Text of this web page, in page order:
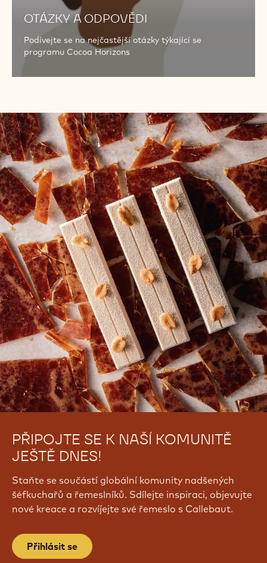
OTÁZKY A ODPOVĚDI
Podívejte se na nejčastější otázky týkající se
programu Cocoa Horizons
PŘIPOJTE SE K NAŠÍ KOMUNITĚ
JEŠTĚ DNES!
Staňte se součástí globální komunity nadšených
šéfkuchařů a řemeslníků. Sdílejte inspiraci, objevujte
nové kreace a rozvíjejte své řemeslo s Callebaut.
Přihlásit se